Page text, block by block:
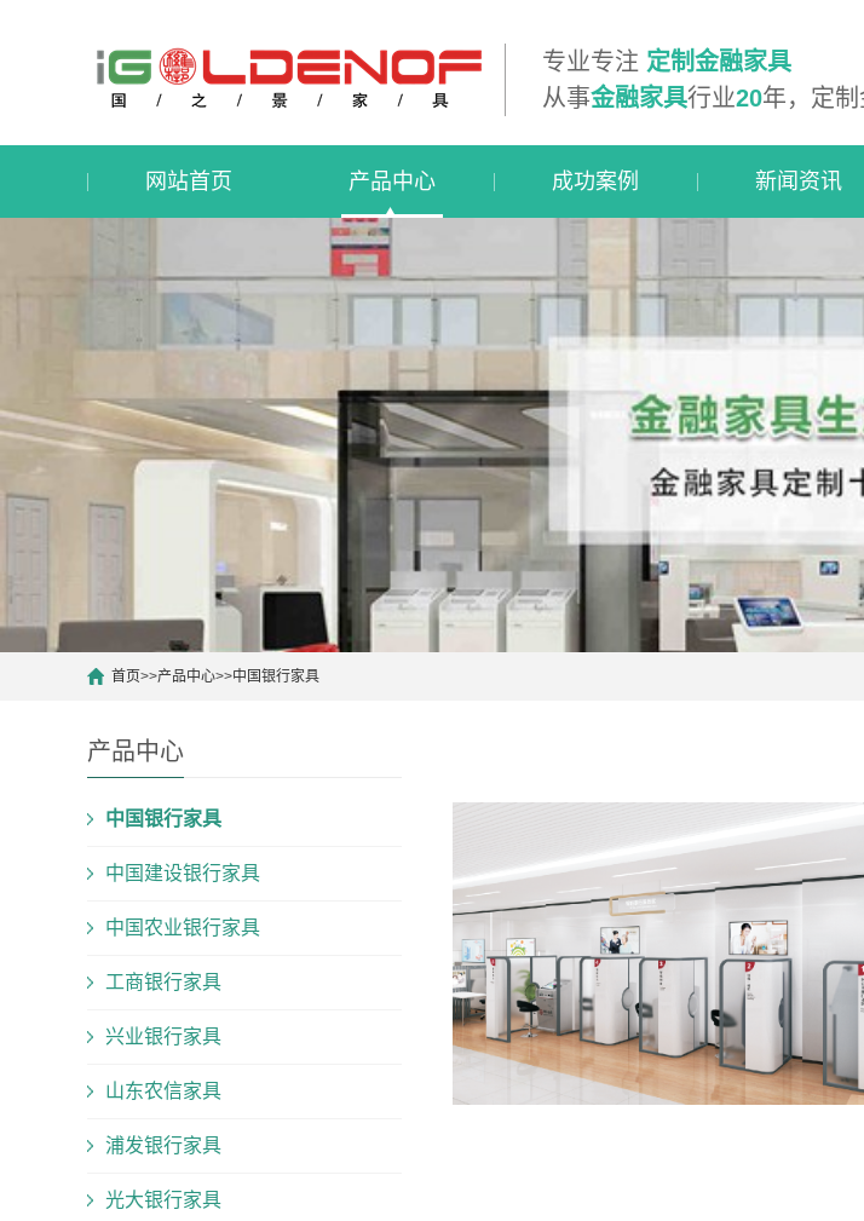
专业专注 定制金融家具
从事金融家具行业20年，定制
网站首页 产品中心 成功案例 新闻资讯
首页>>产品中心>>中国银行家具
产品中心
中国银行家具
中国建设银行家具
中国农业银行家具
工商银行家具
兴业银行家具
山东农信家具
浦发银行家具
光大银行家具